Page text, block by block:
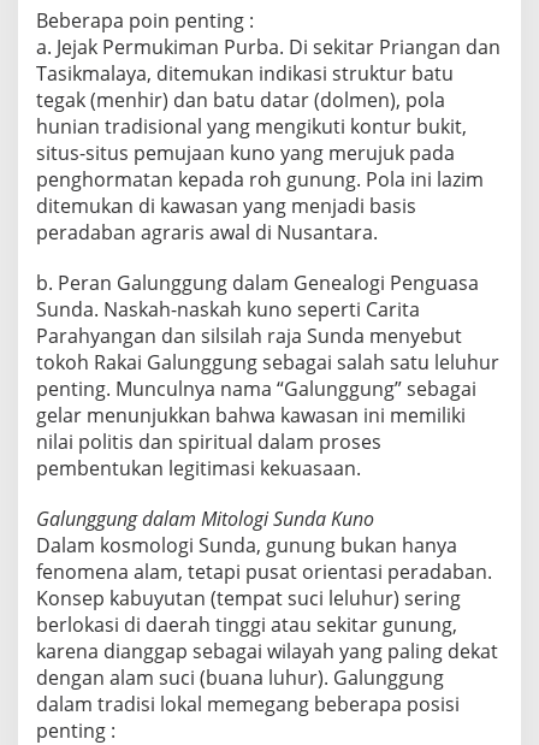
Beberapa poin penting :
a. Jejak Permukiman Purba. Di sekitar Priangan dan
Tasikmalaya, ditemukan indikasi struktur batu
tegak (menhir) dan batu datar (dolmen), pola
hunian tradisional yang mengikuti kontur bukit,
situs-situs pemujaan kuno yang merujuk pada
penghormatan kepada roh gunung. Pola ini lazim
ditemukan di kawasan yang menjadi basis
peradaban agraris awal di Nusantara.
b. Peran Galunggung dalam Genealogi Penguasa
Sunda. Naskah-naskah kuno seperti Carita
Parahyangan dan silsilah raja Sunda menyebut
tokoh Rakai Galunggung sebagai salah satu leluhur
penting. Munculnya nama “Galunggung” sebagai
gelar menunjukkan bahwa kawasan ini memiliki
nilai politis dan spiritual dalam proses
pembentukan legitimasi kekuasaan.
Galunggung dalam Mitologi Sunda Kuno
Dalam kosmologi Sunda, gunung bukan hanya
fenomena alam, tetapi pusat orientasi peradaban.
Konsep kabuyutan (tempat suci leluhur) sering
berlokasi di daerah tinggi atau sekitar gunung,
karena dianggap sebagai wilayah yang paling dekat
dengan alam suci (buana luhur). Galunggung
dalam tradisi lokal memegang beberapa posisi
penting :